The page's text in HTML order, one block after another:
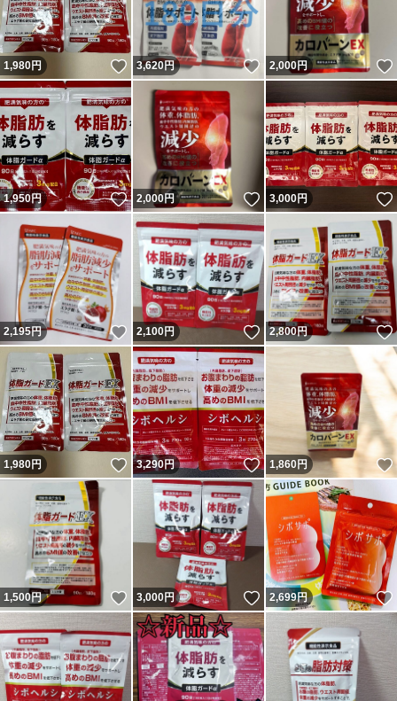
1,980円 いいね！
3,620円 いいね！
2,000円
1,950円 いいね！
2,000円 いいね！
3,000円
2,195円 いいね！
2,100円 いいね！
2,800円
1,980円 いいね！
3,290円 いいね！
1,860円
1,500円 いいね！
3,000円 いいね！
2,699円